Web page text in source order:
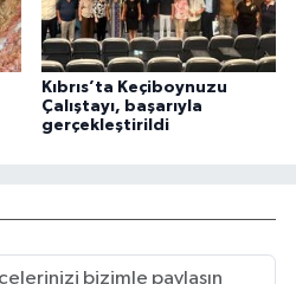
Kıbrıs’ta Keçiboynuzu
Çalıştayı, başarıyla
gerçekleştirildi